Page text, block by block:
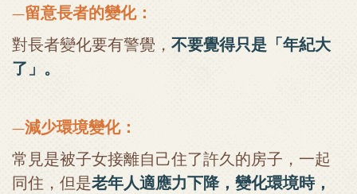
—留意長者的變化：
對長者變化要有警覺， 不要覺得只是「年紀大
了」。
—減少環境變化：
常見是被子女接離自己住了許久的房子，一起
同住，但是老年人適應力下降，變化環境時，